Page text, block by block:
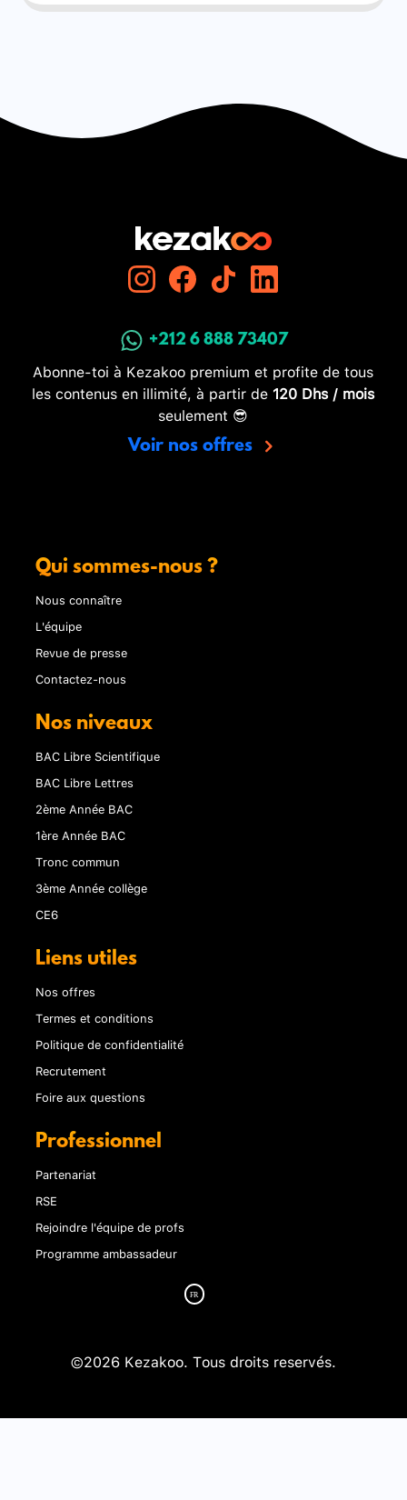
+212 6 888 73407
Abonne-toi à Kezakoo premium et profite de tous
les contenus en illimité, à partir de 120 Dhs / mois
seulement 😎
Voir nos offres
Qui sommes-nous ?
Nous connaître
L'équipe
Revue de presse
Contactez-nous
Nos niveaux
BAC Libre Scientifique
BAC Libre Lettres
2ème Année BAC
1ère Année BAC
Tronc commun
3ème Année collège
CE6
Liens utiles
Nos offres
Termes et conditions
Politique de confidentialité
Recrutement
Foire aux questions
Professionnel
Partenariat
RSE
Rejoindre l'équipe de profs
Programme ambassadeur
©2026 Kezakoo. Tous droits reservés.